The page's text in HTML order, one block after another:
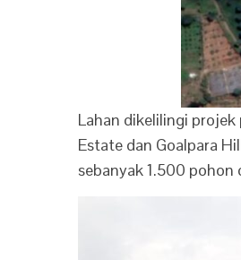
Lahan dikelilingi
Estate dan Goalpara
sebanyak 1.500 pohon